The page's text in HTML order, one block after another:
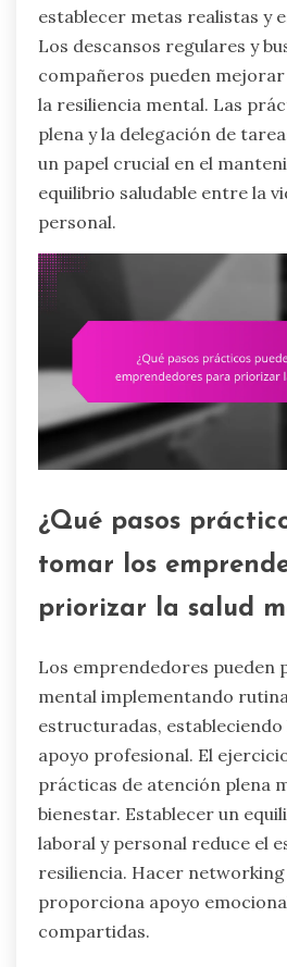
establecer metas realistas y
Los descansos regulares y
compañeros pueden
la resiliencia mental. Las
plena y la delegación de
un papel crucial en el
equilibrio saludable entre la
personal.
¿Qué pasos
tomar los
priorizar la salud
Los emprendedores pueden
mental implementando
estructuradas,
apoyo profesional. El
prácticas de atención plena
bienestar. Establecer un
laboral y personal reduce el
resiliencia. Hacer
proporciona apoyo
compartidas.